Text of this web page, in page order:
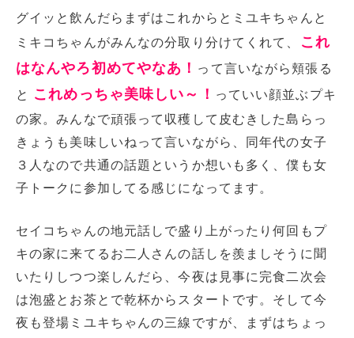
グイッと飲んだらまずはこれからとミユキちゃんと
ミキコちゃんがみんなの分取り分けてくれて、
これ
はなんやろ初めてやなあ！ って言いながら頬張る
と
これめっちゃ美味しい～！ っていい顔並ぶプキ
の家。みんなで頑張って収穫して皮むきした島らっ
きょうも美味しいねって言いながら、同年代の女子
３人なので共通の話題というか想いも多く、僕も女
子トークに参加してる感じになってます。
セイコちゃんの地元話しで盛り上がったり何回もプ
キの家に来てるお二人さんの話しを羨ましそうに聞
いたりしつつ楽しんだら、今夜は見事に完食二次会
は泡盛とお茶とで乾杯からスタートです。そして今
夜も登場ミユキちゃんの三線ですが、まずはちょっ